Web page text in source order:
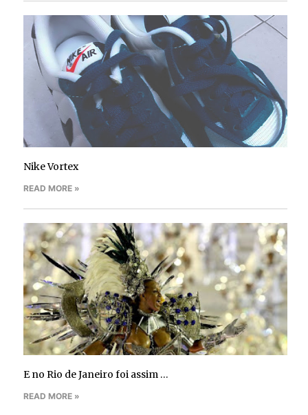
Nike Vortex
READ MORE »
E no Rio de Janeiro foi assim …
READ MORE »